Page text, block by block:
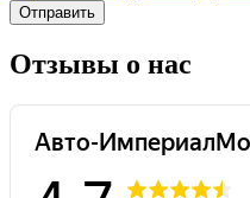
Отправить
Отзывы о нас